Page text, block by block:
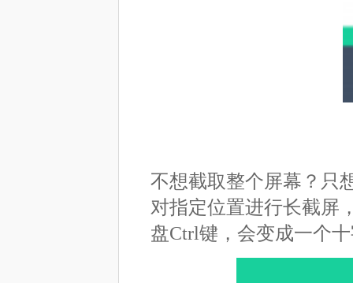
不想截取整个屏幕？只
对指定位置进行长截屏
盘Ctrl键，会变成一个